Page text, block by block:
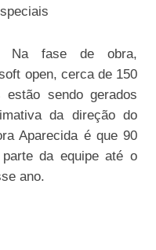
Na fase de obra,
open, cerca de 150
sendo gerados
da direção do
Aparecida é que 90
da equipe até o
ano.